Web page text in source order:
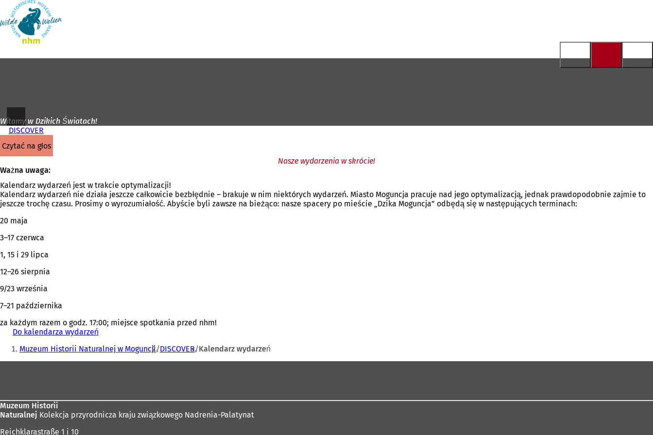
Przejdź do treści
strony
głównej
Witamy w Dzikich Światach!
DISCOVER
czytać na głos
Nasze wydarzenia w skrócie!
Ważna uwaga:
Kalendarz wydarzeń jest w trakcie optymalizacji!
Kalendarz wydarzeń nie działa jeszcze całkowicie bezbłędnie – brakuje w nim niektórych wydarzeń. Miasto Moguncja pracuje nad jego optymalizacją, jednak prawdopodobnie zajmie to
jeszcze trochę czasu. Prosimy o wyrozumiałość. Abyście byli zawsze na bieżąco: nasze spacery po mieście „Dzika Moguncja” odbędą się w następujących terminach:
20 maja
3–17 czerwca
1, 15 i 29 lipca
12–26 sierpnia
9/23 września
7–21 października
za każdym razem o godz. 17:00; miejsce spotkania przed nhm!
Do kalendarza wydarzeń
t
w
i
Jesteś
tutaj:
Muzeum Historii Naturalnej w Moguncji DISCOVER Kalendarz wydarzeń
Muzeum Historii
Naturalnej Kolekcja przyrodnicza kraju związkowego Nadrenia-Palatynat
Reichklarastraße 1 i 10